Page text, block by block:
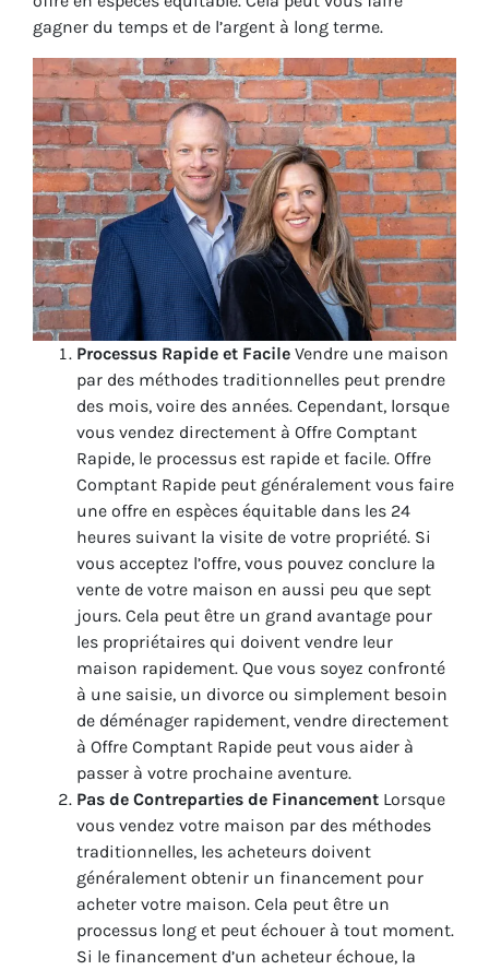
gagner du temps et de l’argent à long terme.
Processus Rapide et Facile Vendre une maison
par des méthodes traditionnelles peut prendre
des mois, voire des années. Cependant, lorsque
vous vendez directement à Offre Comptant
Rapide, le processus est rapide et facile. Offre
Comptant Rapide peut généralement vous faire
une offre en espèces équitable dans les 24
heures suivant la visite de votre propriété. Si
vous acceptez l’offre, vous pouvez conclure la
vente de votre maison en aussi peu que sept
jours. Cela peut être un grand avantage pour
les propriétaires qui doivent vendre leur
maison rapidement. Que vous soyez confronté
à une saisie, un divorce ou simplement besoin
de déménager rapidement, vendre directement
à Offre Comptant Rapide peut vous aider à
passer à votre prochaine aventure.
Pas de Contreparties de Financement Lorsque
vous vendez votre maison par des méthodes
traditionnelles, les acheteurs doivent
généralement obtenir un financement pour
acheter votre maison. Cela peut être un
processus long et peut échouer à tout moment.
Si le financement d’un acheteur échoue, la